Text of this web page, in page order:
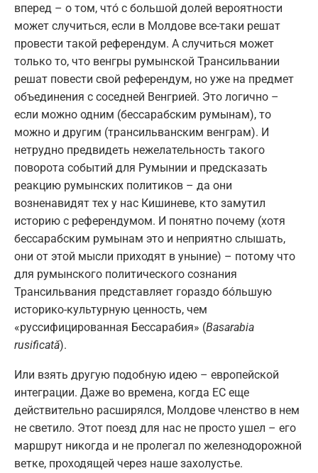
вперед – о том, чтó с большой долей вероятности
может случиться, если в Молдове все-таки решат
провести такой референдум. А случиться может
только то, что венгры румынской Трансильвании
решат повести свой референдум, но уже на предмет
объединения с соседней Венгрией. Это логично –
если можно одним (бессарабским румынам), то
можно и другим (трансильванским венграм). И
нетрудно предвидеть нежелательность такого
поворота событий для Румынии и предсказать
реакцию румынских политиков – да они
возненавидят тех у нас Кишиневе, кто замутил
историю с референдумом. И понятно почему (хотя
бессарабским румынам это и неприятно слышать,
они от этой мысли приходят в уныние) – потому что
для румынского политического сознания
Трансильвания представляет гораздо бóльшую
историко-культурную ценность, чем
«руссифицированная Бессарабия» (Basarabia
rusificată).
Или взять другую подобную идею – европейской
интеграции. Даже во времена, когда ЕС еще
действительно расширялся, Молдове членство в нем
не светило. Этот поезд для нас не просто ушел – его
маршрут никогда и не пролегал по железнодорожной
ветке, проходящей через наше захолустье.